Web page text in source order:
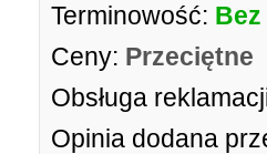
Terminowość:
Ceny: Przeciętne
Obsługa
Opinia dodana